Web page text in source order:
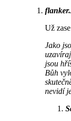
Už
Jako
jsou
Bůh
nevidí